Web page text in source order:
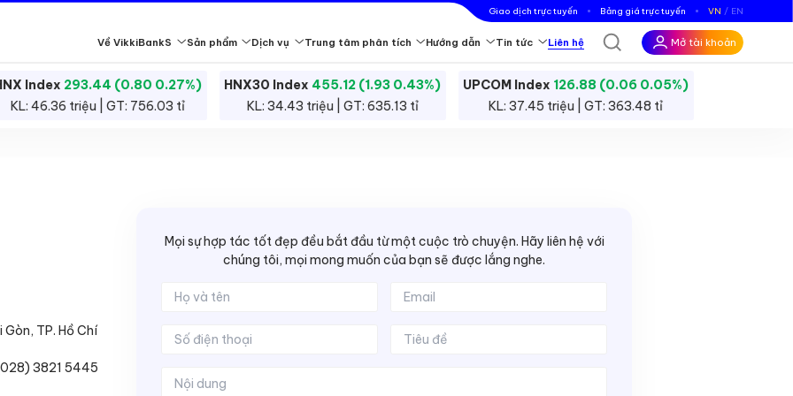
Giao dịch trực tuyến Bảng giá trực tuyến VN EN
Về VikkiBankS Sản phẩm
Nhà đầu tư chứng khoán chuyên nghiệp
Dịch vụ
Giao dịch chứng khoán là việc mua bán cổ phiếu, trái phiếu và các công cụ tài chính trên thị trường để đầu tư hoặc đầu cơ.
Giá chứng khoán biến động theo cung cầu, kinh tế và yếu tố doanh nghiệp.
Trung tâm phân tích
VikkiBankS Ratings
Tìm hiểu thêm
Hướng dẫn Tin tức Liên hệ Mở tài khoản
Index 293.44 (0.80 0.27%)
KL: 46.36 triệu | GT: 756.03 tỉ
HNX30 Index 455.12 (1.93 0.43%)
KL: 34.43 triệu | GT: 635.13 tỉ
UPCOM Index 126.88 (0.06 0.05%)
KL: 37.45 triệu | GT: 363.48 tỉ
TP. Hồ Chí
3821 5445
Mọi sự hợp tác tốt đẹp đều bắt đầu từ một cuộc trò chuyện. Hãy liên hệ với
chúng tôi, mọi mong muốn của bạn sẽ được lắng nghe.